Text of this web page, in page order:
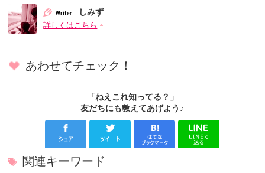
しみず
詳しくはこちら
あわせてチェック！
「ねえこれ知ってる？」
友だちにも教えてあげよう♪
関連キーワード